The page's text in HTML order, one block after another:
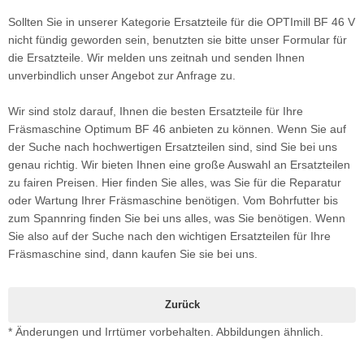
Sollten Sie in unserer Kategorie Ersatzteile für die OPTImill BF 46 V
nicht fündig geworden sein, benutzten sie bitte unser Formular für
die Ersatzteile. Wir melden uns zeitnah und senden Ihnen
unverbindlich unser Angebot zur Anfrage zu.
Wir sind stolz darauf, Ihnen die besten Ersatzteile für Ihre
Fräsmaschine Optimum BF 46 anbieten zu können. Wenn Sie auf
der Suche nach hochwertigen Ersatzteilen sind, sind Sie bei uns
genau richtig. Wir bieten Ihnen eine große Auswahl an Ersatzteilen
zu fairen Preisen. Hier finden Sie alles, was Sie für die Reparatur
oder Wartung Ihrer Fräsmaschine benötigen. Vom Bohrfutter bis
zum Spannring finden Sie bei uns alles, was Sie benötigen. Wenn
Sie also auf der Suche nach den wichtigen Ersatzteilen für Ihre
Fräsmaschine sind, dann kaufen Sie sie bei uns.
Zurück
* Änderungen und Irrtümer vorbehalten. Abbildungen ähnlich.